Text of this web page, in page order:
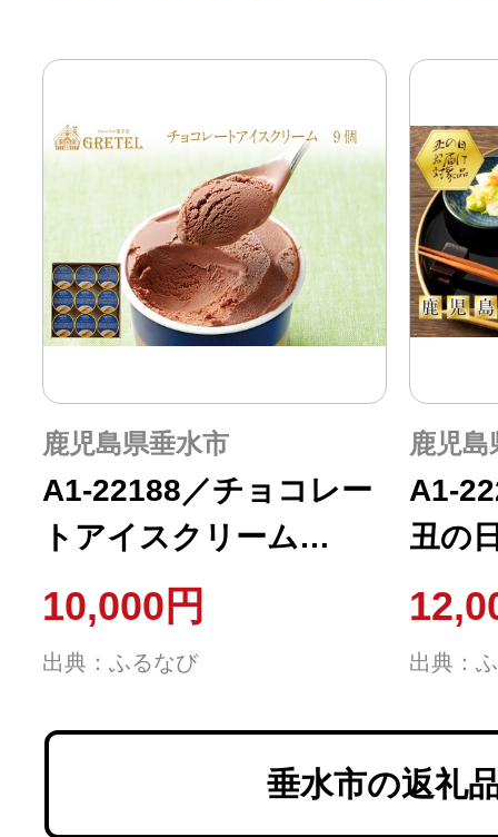
鹿児島県垂水市
A1-22188／チョコレー
トアイスクリーム
120ml×9個
10,000円
出典：ふるなび
鹿児島
A1-
丑の
ぎ 特
天然
出典：
垂水市の返礼